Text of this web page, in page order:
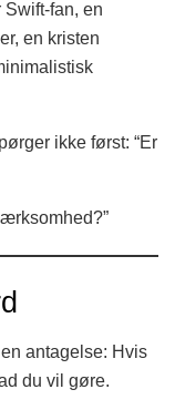
Swift-fan, en
en kristen
ikke først: “Er
antagelse: Hvis
du vil gøre.